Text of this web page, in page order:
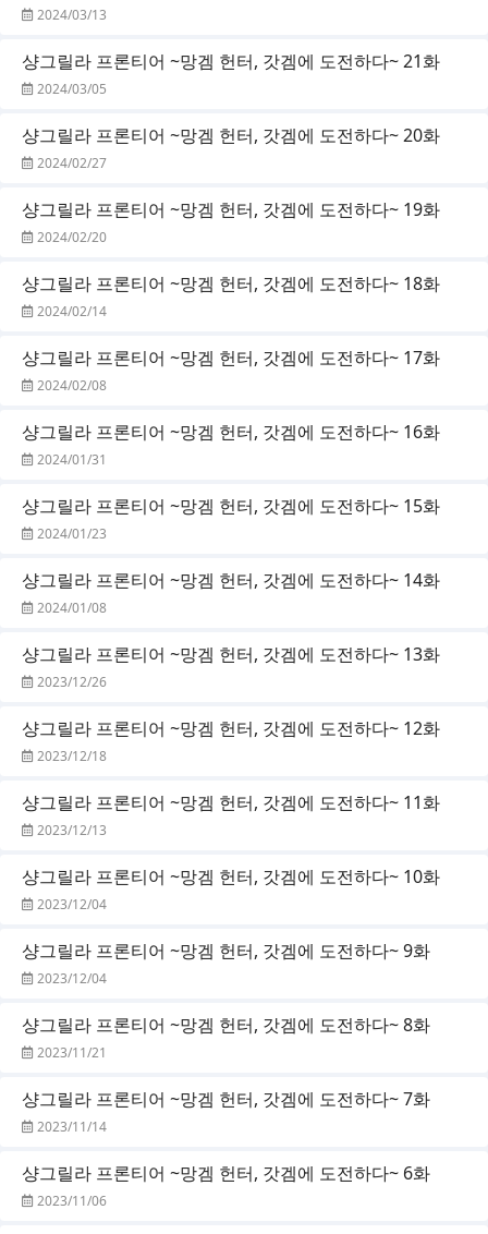
2024/03/13
샹그릴라 프론티어 ~망겜 헌터, 갓겜에 도전하다~ 21화
2024/03/05
샹그릴라 프론티어 ~망겜 헌터, 갓겜에 도전하다~ 20화
2024/02/27
샹그릴라 프론티어 ~망겜 헌터, 갓겜에 도전하다~ 19화
2024/02/20
샹그릴라 프론티어 ~망겜 헌터, 갓겜에 도전하다~ 18화
2024/02/14
샹그릴라 프론티어 ~망겜 헌터, 갓겜에 도전하다~ 17화
2024/02/08
샹그릴라 프론티어 ~망겜 헌터, 갓겜에 도전하다~ 16화
2024/01/31
샹그릴라 프론티어 ~망겜 헌터, 갓겜에 도전하다~ 15화
2024/01/23
샹그릴라 프론티어 ~망겜 헌터, 갓겜에 도전하다~ 14화
2024/01/08
샹그릴라 프론티어 ~망겜 헌터, 갓겜에 도전하다~ 13화
2023/12/26
샹그릴라 프론티어 ~망겜 헌터, 갓겜에 도전하다~ 12화
2023/12/18
샹그릴라 프론티어 ~망겜 헌터, 갓겜에 도전하다~ 11화
2023/12/13
샹그릴라 프론티어 ~망겜 헌터, 갓겜에 도전하다~ 10화
2023/12/04
샹그릴라 프론티어 ~망겜 헌터, 갓겜에 도전하다~ 9화
2023/12/04
샹그릴라 프론티어 ~망겜 헌터, 갓겜에 도전하다~ 8화
2023/11/21
샹그릴라 프론티어 ~망겜 헌터, 갓겜에 도전하다~ 7화
2023/11/14
샹그릴라 프론티어 ~망겜 헌터, 갓겜에 도전하다~ 6화
2023/11/06